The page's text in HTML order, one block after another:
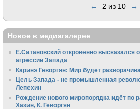
← 2 из 10 →
Новое в медиагалерее
Е.Сатановский откровенно высказался
агрессии Запада
Каринэ Геворгян: Мир будет
Цель Запада - не промышленная
Лепехин
Рождение нового миропорядка идёт по
Хазин, К. Геворгян